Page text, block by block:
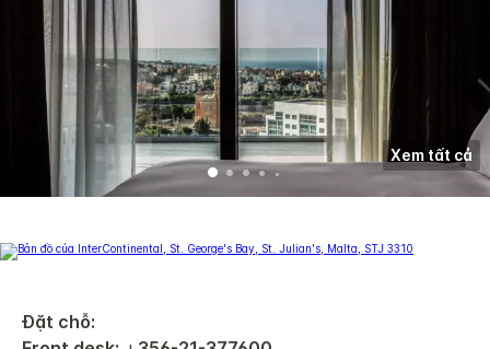
Xem tất cả
Đặt chỗ: